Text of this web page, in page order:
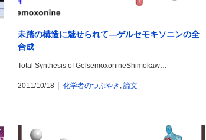
未踏の構造に魅せられて―ゲルセモキソニンの全
合成
Total Synthesis of GelsemoxonineShimokaw…
2011/10/18 化学者のつぶやき , 論文